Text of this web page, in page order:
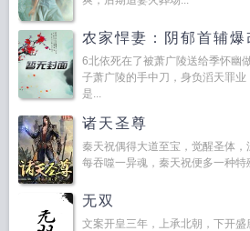
农家悍妻：阴郁首辅爆
6北依死在了被萧广陵送给季怀幽
子萧广陵的手中刀，身负滔天罪
是...
诸天圣尊
秦天祝偶得大道至宝，觉醒圣体
每吞噬一异魂，秦天祝便多一种
无双
文案开皇三年，上承北朝，下开